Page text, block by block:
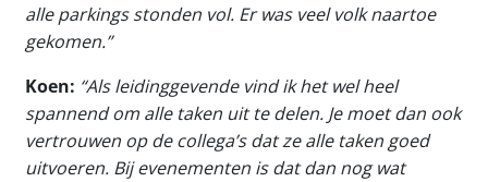
alle parkings stonden vol. Er was veel volk naartoe
gekomen.”
Koen: “Als leidinggevende vind ik het wel heel
spannend om alle taken uit te delen. Je moet dan ook
vertrouwen op de collega’s dat ze alle taken goed
uitvoeren. Bij evenementen is dat dan nog wat